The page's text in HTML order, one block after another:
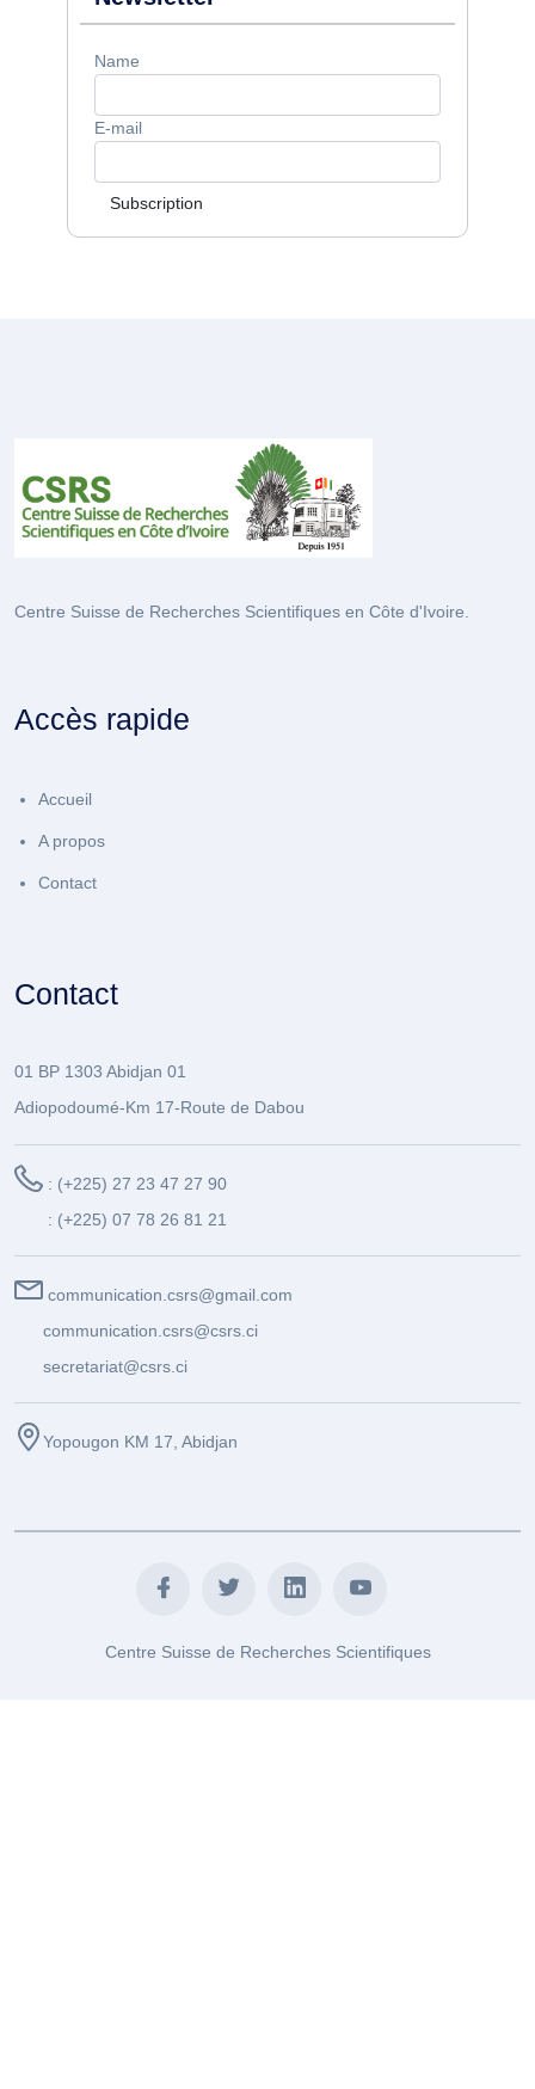
Name
E-mail
Subscription
Centre Suisse de Recherches Scientifiques en Côte d'Ivoire.
Accès rapide
Accueil
A propos
Contact
Contact
01 BP 1303 Abidjan 01
Adiopodoumé-Km 17-Route de Dabou
: (+225) 27 23 47 27 90
: (+225) 07 78 26 81 21
communication.csrs@gmail.com
communication.csrs@csrs.ci
secretariat@csrs.ci
Yopougon KM 17, Abidjan
Centre Suisse de Recherches Scientifiques